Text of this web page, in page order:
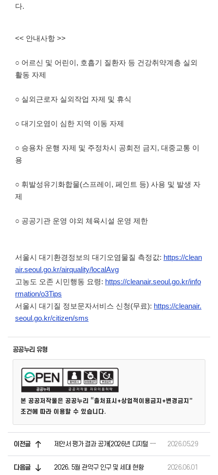
다.
<< 안내사항 >>
○ 어르신 및 어린이, 호흡기 질환자 등 건강취약계층 실외
활동 자제
○ 실외근로자 실외작업 자제 및 휴식
○ 대기오염이 심한 지역 이동 자제
○ 승용차 운행 자제 및 주정차시 공회전 금지, 대중교통 이
용
○ 휘발성유기화합물(스프레이, 페인트 등) 사용 및 발생 자
제
○ 공공기관 운영 야외 체육시설 운영 제한
서울시 대기환경정보의 대기오염물질 측정값: https://clean
air.seoul.go.kr/airquality/localAvg
고농도 오존 시민행동 요령: https://cleanair.seoul.go.kr/info
rmation/o3Tips
서울시 대기질 정보문자서비스 신청(무료): https://cleanair.
seoul.go.kr/citizen/sms
공공누리 유형
본 공공저작물은 공공누리 “출처표시+상업적이용금지+변경금지”
조건에 따라 이용할 수 있습니다.
이전글 제안서 평가 결과 공개(2026년 디지털 기반 노후·위험시설물 안전관리시스템 구축 용역) 2026.05.29
다음글 2026. 5월 관악구 인구 및 세대 현황 2026.06.01